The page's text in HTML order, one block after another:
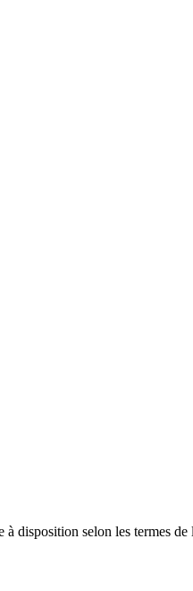
à disposition selon les termes de